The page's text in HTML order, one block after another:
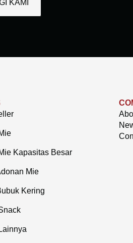
KAMI
Kapasitas Besar
Mie
Kering